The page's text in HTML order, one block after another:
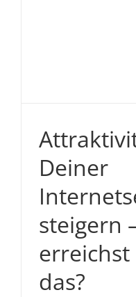
Deiner
steigern
erreichst
das?